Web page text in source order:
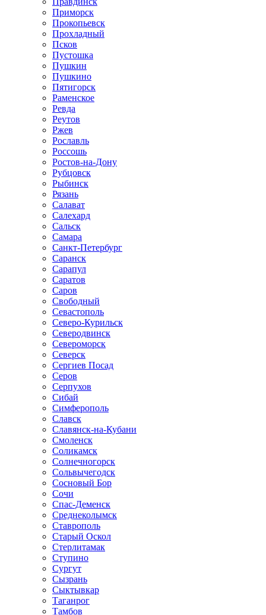
Приморск
Прокопьевск
Прохладный
Псков
Пустошка
Пушкин
Пушкино
Пятигорск
Раменское
Ревда
Реутов
Ржев
Рославль
Россошь
Ростов-на-Дону
Рубцовск
Рыбинск
Рязань
Салават
Салехард
Сальск
Самара
Санкт-Петербург
Саранск
Сарапул
Саратов
Саров
Свободный
Севастополь
Северо-Курильск
Северодвинск
Североморск
Северск
Сергиев Посад
Серов
Серпухов
Сибай
Симферополь
Славск
Славянск-на-Кубани
Смоленск
Соликамск
Солнечногорск
Сольвычегодск
Сосновый Бор
Сочи
Спас-Деменск
Среднеколымск
Ставрополь
Старый Оскол
Стерлитамак
Ступино
Сургут
Сызрань
Сыктывкар
Таганрог
Тамбов